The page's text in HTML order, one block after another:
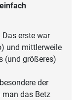
erste war
und mittlerweile
(und größeres)
der
man das Betz